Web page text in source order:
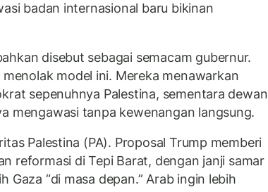
badan internasional baru bikinan
disebut sebagai semacam gubernur.
model ini. Mereka menawarkan
sepenuhnya Palestina, sementara dewan
mengawasi tanpa kewenangan langsung.
Palestina (PA). Proposal Trump memberi
reformasi di Tepi Barat, dengan janji samar
Gaza “di masa depan.” Arab ingin lebih